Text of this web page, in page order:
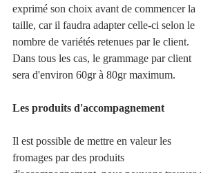
exprimé son choix avant de commencer la
taille, car il faudra adapter celle-ci selon le
nombre de variétés retenues par le client.
Dans tous les cas, le grammage par client
sera d'environ 60gr à 80gr maximum.
Les produits d'accompagnement
Il est possible de mettre en valeur les
fromages par des produits